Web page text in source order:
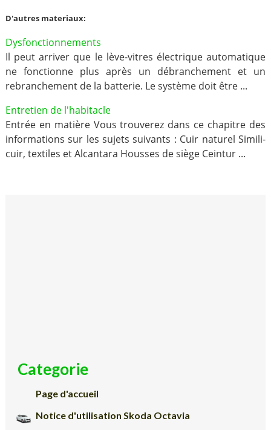
D'autres materiaux:
Dysfonctionnements
Il peut arriver que le lève-vitres électrique automatique
ne fonctionne plus après un débranchement et un
rebranchement de la batterie. Le système doit être ...
Entretien de l'habitacle
Entrée en matière Vous trouverez dans ce chapitre des
informations sur les sujets suivants : Cuir naturel Simili-
cuir, textiles et Alcantara Housses de siège Ceintur ...
Categorie
Page d'accueil
Notice d'utilisation Skoda Octavia